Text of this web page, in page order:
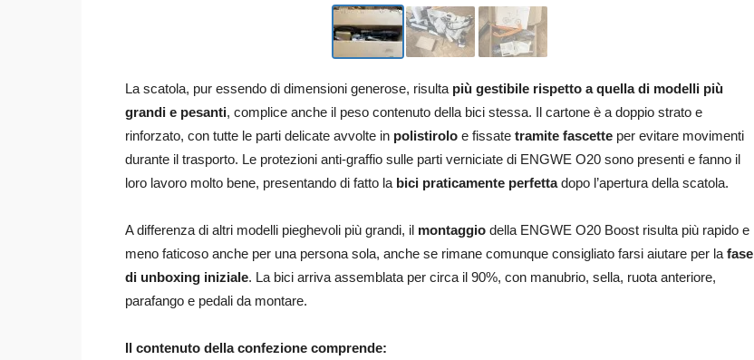
La scatola, pur essendo di dimensioni generose, risulta più gestibile rispetto a quella di modelli più
grandi e pesanti, complice anche il peso contenuto della bici stessa. Il cartone è a doppio strato e
rinforzato, con tutte le parti delicate avvolte in polistirolo e fissate tramite fascette per evitare movimenti
durante il trasporto. Le protezioni anti-graffio sulle parti verniciate di ENGWE O20 sono presenti e fanno il
loro lavoro molto bene, presentando di fatto la bici praticamente perfettadopo l’apertura della scatola.
A differenza di altri modelli pieghevoli più grandi, il montaggio della ENGWE O20 Boost risulta più rapido e
meno faticoso anche per una persona sola, anche se rimane comunque consigliato farsi aiutare per la fase
di unboxing iniziale. La bici arriva assemblata per circa il 90%, con manubrio, sella, ruota anteriore,
parafango e pedali da montare.
Il contenuto della confezione comprende: